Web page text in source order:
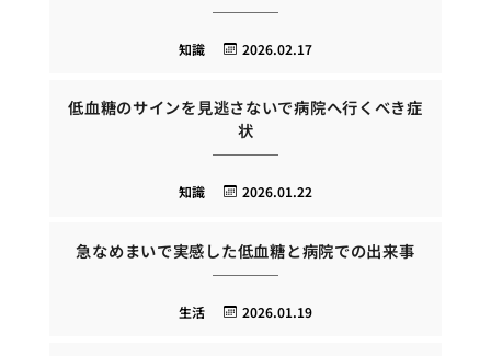
2026.02.17
知識
低血糖のサインを見逃さないで病院へ行くべき症
状
2026.01.22
知識
急なめまいで実感した低血糖と病院での出来事
2026.01.19
生活